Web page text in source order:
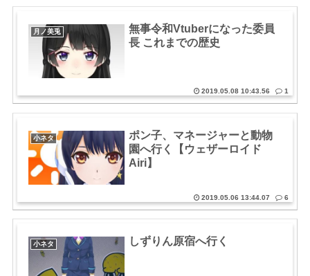
月ノ美兎
無事令和Vtuberになった委員
長 これまでの歴史
2019.05.08 10:43.56 1
小ネタ
ポン子、マネージャーと動物
園へ行く【ウェザーロイド
Airi】
2019.05.06 13:44.07 6
小ネタ しずりん原宿へ行く